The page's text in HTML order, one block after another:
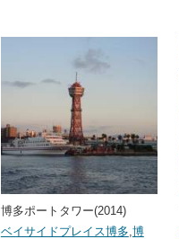
博多ポートタワー(2014)
ベイサイドプレイス博多 博